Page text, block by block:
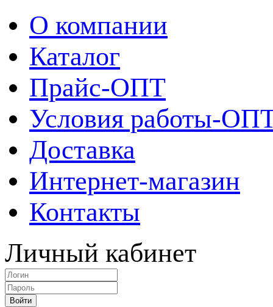
О компании
Каталог
Прайс-ОПТ
Условия работы-
Доставка
Интернет-магазин
Контакты
Личный кабинет